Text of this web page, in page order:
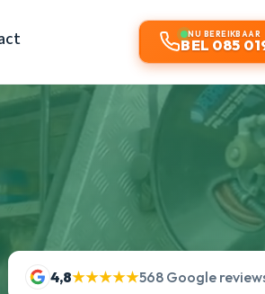
NU BEREIKBAAR
BEL 085
4,8★★★★★568 Google